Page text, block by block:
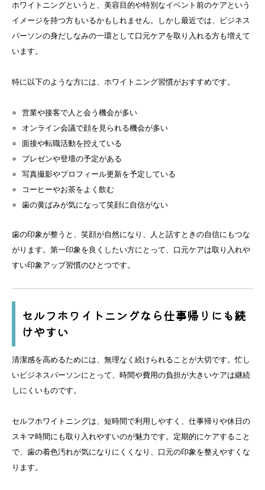
ホワイトニングというと、美容目的や特別なイベント前のケアという
イメージを持つ方もいるかもしれません。しかし最近では、ビジネス
パーソンの身だしなみの一環として口元ケアを取り入れる方も増えて
います。
特に以下のような方には、ホワイトニング習慣がおすすめです。
営業や接客で人と会う機会が多い
オンライン会議で顔を見られる機会が多い
面接や転職活動を控えている
プレゼンや登壇の予定がある
写真撮影やプロフィール更新を予定している
コーヒーやお茶をよく飲む
歯の黄ばみが気になって笑顔に自信がない
歯の印象が整うと、笑顔が自然になり、人と話すときの自信にもつな
がります。第一印象を良くしたい方にとって、口元ケアは取り入れや
すい印象アップ習慣のひとつです。
セルフホワイトニングなら仕事帰りにも続
けやすい
清潔感を高めるためには、無理なく続けられることが大切です。忙し
いビジネスパーソンにとって、時間や費用の負担が大きいケアは継続
しにくいものです。
セルフホワイトニングは、短時間で利用しやすく、仕事帰りや休日の
スキマ時間にも取り入れやすいのが魅力です。定期的にケアすること
で、歯の着色汚れが気になりにくくなり、口元の印象を整えやすくな
ります。